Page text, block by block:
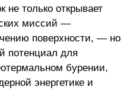
не только открывает
миссий —
поверхности, — но
потенциал для
бурении,
энергетике и